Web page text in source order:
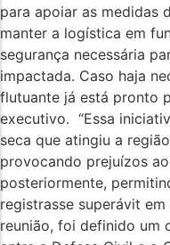
para apoiar as medidas
manter a logística em
segurança necessária
impactada. Caso haja
flutuante já está pronto
executivo. “Essa
seca que atingiu a
provocando prejuízos
posteriormente,
registrasse superávit
reunião, foi definido um